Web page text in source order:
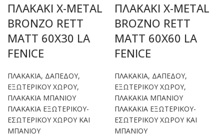
ΠΛΑΚΑΚΙ X-METAL
BRONZO RETT
MATT 60X30 LA
FENICE
ΠΛΑΚΑΚΙΑ, ΔΑΠΕΔΟΥ,
ΕΞΩΤΕΡΙΚΟΥ ΧΩΡΟΥ,
ΠΛΑΚΑΚΙΑ ΜΠΑΝΙΟΥ
ΠΛΑΚΑΚΙΑ ΕΞΩΤΕΡΙΚΟΥ-
ΕΣΩΤΕΡΙΚΟΥ ΧΩΡΟΥ ΚΑΙ
ΜΠΑΝΙΟΥ
ΠΛΑΚΑΚΙ X-METAL
BROZNO RETT
MATT 60X60 LA
FENICE
ΠΛΑΚΑΚΙΑ, ΔΑΠΕΔΟΥ,
ΕΞΩΤΕΡΙΚΟΥ ΧΩΡΟΥ,
ΠΛΑΚΑΚΙΑ ΜΠΑΝΙΟΥ
ΠΛΑΚΑΚΙΑ ΕΞΩΤΕΡΙΚΟΥ-
ΕΣΩΤΕΡΙΚΟΥ ΧΩΡΟΥ ΚΑΙ
ΜΠΑΝΙΟΥ